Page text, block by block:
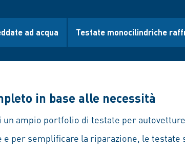
ad acqua Testate monocilindriche
in base alle necessità
ampio portfolio di testate per
e per semplificare la riparazione, le testate